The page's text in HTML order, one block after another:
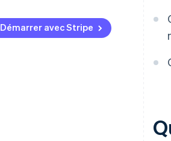
Démarrer avec Stripe